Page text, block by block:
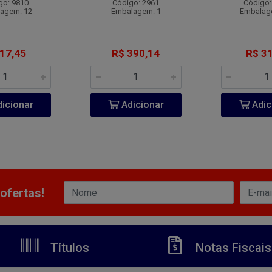
9810
12
Código: 2961
Embalagem: 1
R$ 390,14
Adicionar
R$
Títulos Notas Fiscais